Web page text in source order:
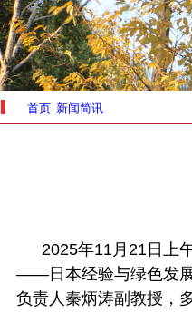
首页 新闻简讯
2025年11月 21 日上
——日本经验与绿色发
负责人秦炳涛副教授，